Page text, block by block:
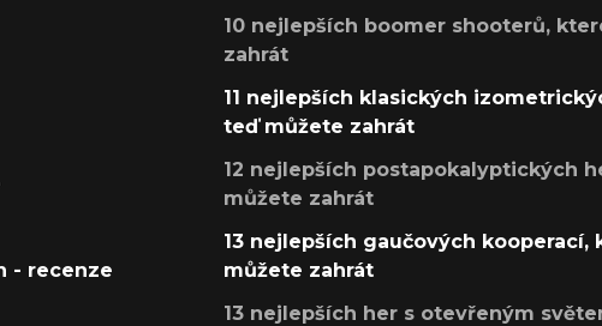
- recenze
10 nejlepších boomer shooterů,
zahrát
11 nejlepších klasických
teď můžete zahrát
12 nejlepších postapokalyptických
můžete zahrát
13 nejlepších gaučových kooperací,
můžete zahrát
13 nejlepších her s otevřeným